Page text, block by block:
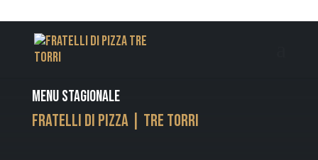
Menu stagionale
Fratelli di pizza | Tre torri